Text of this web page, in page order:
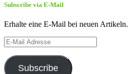
Subscribe via E-Mail
Erhalte eine E-Mail bei neuen Artikeln.
E-
Mail
Adresse
Subscribe